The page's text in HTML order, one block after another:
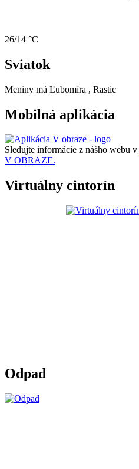
26/14 °C
Sviatok
Meniny má Ľubomíra , Rastic
Mobilná aplikácia
Sledujte informácie z nášho webu v
V OBRAZE.
Virtuálny cintorín
Odpad